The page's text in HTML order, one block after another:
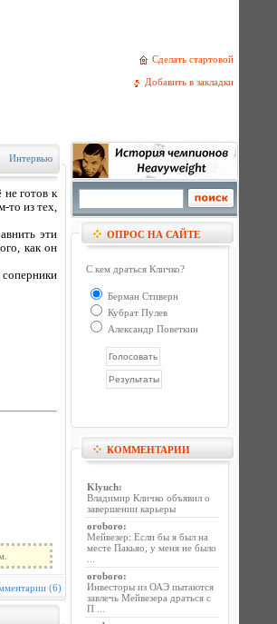
Сделать стартовой
Добавить в закладки
Интервью
готов к
то из тех,
эти
как он
(6)
ОПРОС НА САЙТЕ
С кем драться Кличко?
Берман Стиверн
Кубрат Пулев
Александр Поветкин
КОММЕНТАРИИ
Klyuch:
Владимир Кличко объявил о
завершении карьеры
oroboro:
Мейвезер: Если бы я был на
месте Пакьяо, у меня не было
oroboro:
Инвесторы из ОАЭ пытаются
завлечь Мейвезера драться с
П ...